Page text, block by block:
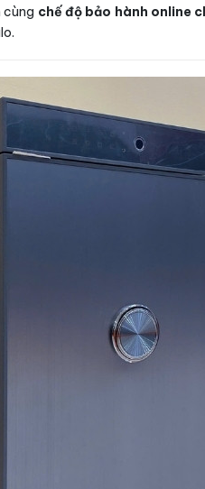
cùng chế độ bảo hành online